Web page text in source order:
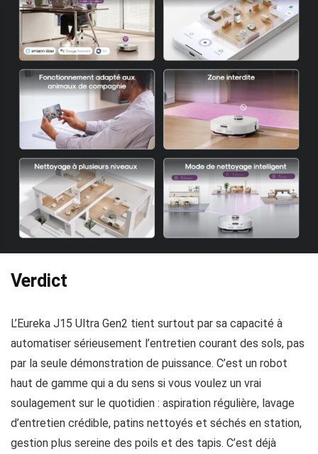
Verdict
L’Eureka J15 Ultra Gen2 tient surtout par sa capacité à
automatiser sérieusement l’entretien courant des sols, pas
par la seule démonstration de puissance. C’est un robot
haut de gamme qui a du sens si vous voulez un vrai
soulagement sur le quotidien : aspiration régulière, lavage
d’entretien crédible, patins nettoyés et séchés en station,
gestion plus sereine des poils et des tapis. C’est déjà